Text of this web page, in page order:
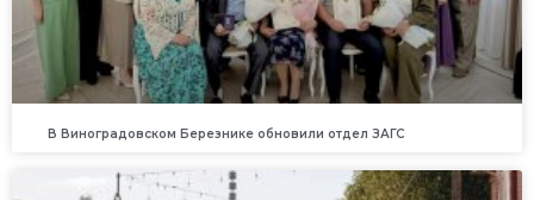
В Виноградовском Березнике обновили отдел ЗАГС